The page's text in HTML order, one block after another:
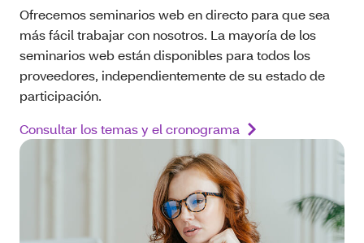
Ofrecemos seminarios web en directo para que sea
más fácil trabajar con nosotros. La mayoría de los
seminarios web están disponibles para todos los
proveedores, independientemente de su estado de
participación.
Consultar los temas y el cronograma